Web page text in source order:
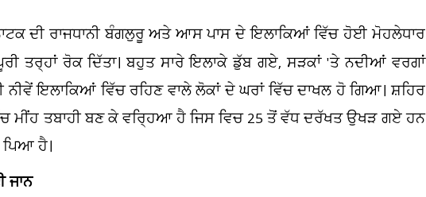
ਦੀ ਰਾਜਧਾਨੀ ਬੰਗਲੁਰੂ ਅਤੇ ਆਸ ਪਾਸ ਦੇ ਇਲਾਕਿਆਂ ਵਿੱਚ ਹੋਈ ਮੋਹਲੇਧਾਰ
ਤਰ੍ਹਾਂ ਰੋਕ ਦਿੱਤਾ। ਬਹੁਤ ਸਾਰੇ ਇਲਾਕੇ ਡੁੱਬ ਗਏ, ਸੜਕਾਂ 'ਤੇ ਨਦੀਆਂ ਵਰਗਾਂ
ਇਲਾਕਿਆਂ ਵਿੱਚ ਰਹਿਣ ਵਾਲੇ ਲੋਕਾਂ ਦੇ ਘਰਾਂ ਵਿੱਚ ਦਾਖਲ ਹੋ ਗਿਆ। ਸ਼ਹਿਰ
ਮੀਂਹ ਤਬਾਹੀ ਬਣ ਕੇ ਵਰ੍ਹਿਆ ਹੈ ਜਿਸ ਵਿਚ 25 ਤੋਂ ਵੱਧ ਦਰੱਖਤ ਉਖੜ ਗਏ ਹਨ
ਹੈ।
ਜਾਨ